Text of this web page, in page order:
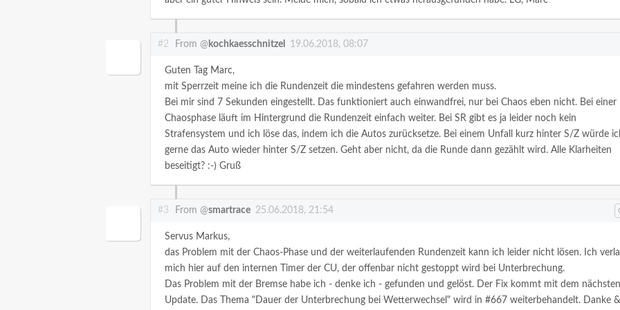
#2 From @ kochkaesschnitzel 19.06.2018, 08:07
Guten Tag Marc,
mit Sperrzeit meine ich die Rundenzeit die mindestens gefahren werden muss.
Bei mir sind 7 Sekunden eingestellt. Das funktioniert auch einwandfrei, nur bei Chaos eben nicht. Bei einer
Chaosphase läuft im Hintergrund die Rundenzeit einfach weiter. Bei SR gibt es ja leider noch kein
Strafensystem und ich löse das, indem ich die Autos zurücksetze. Bei einem Unfall kurz hinter S/Z würde
gerne das Auto wieder hinter S/Z setzen. Geht aber nicht, da die Runde dann gezählt wird. Alle Klarheiten
beseitigt? :-) Gruß
#3 From @smartrace 25.06.2018, 21:54
Servus Markus,
das Problem mit der Chaos-Phase und der weiterlaufenden Rundenzeit kann ich leider nicht lösen. Ich
mich hier auf den internen Timer der CU, der offenbar nicht gestoppt wird bei Unterbrechung.
Das Problem mit der Bremse habe ich - denke ich - gefunden und gelöst. Der Fix kommt mit dem nächsten
Update.
Das Thema "Dauer der Unterbrechung bei Wetterwechsel" wird in #667 weiterbehandelt. Danke &